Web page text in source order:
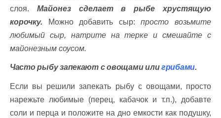
слоя. Майонез сделает в рыбе хрустящую
корочку. Можно добавить сыр:просто возьмите
любимый сыр, натрите на терке и смешайте с
майонезным соусом.
Часто рыбу запекают с овощами илигрибами.
Если вы решили запекать рыбу с овощами, просто
нарежьте любимые (перец, кабачок и т.п.), добавте
соли и перца и положите на дно емкости как подушку,